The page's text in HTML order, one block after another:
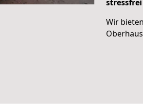
Wir bieten